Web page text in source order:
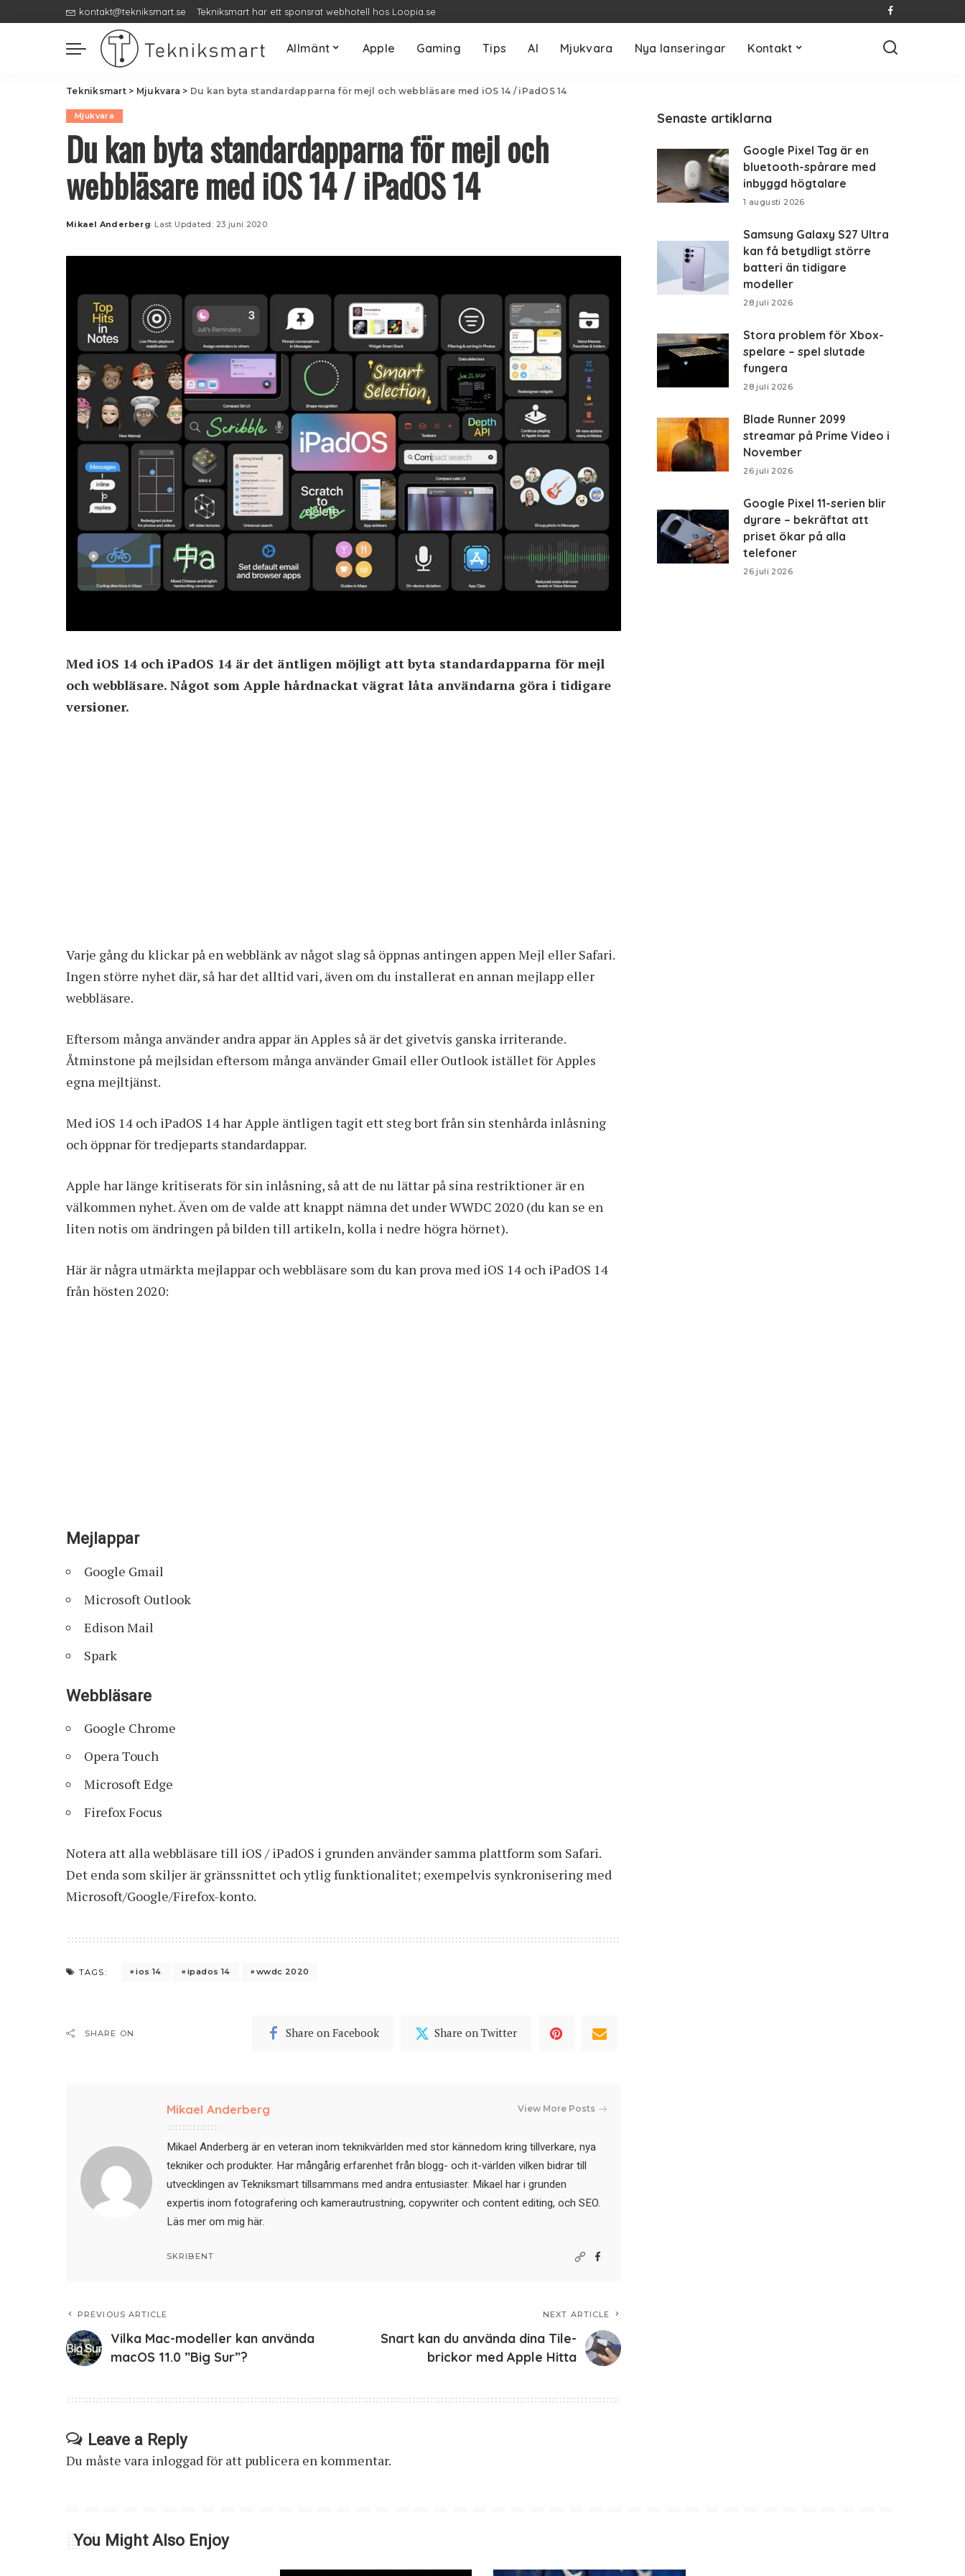
kontakt@tekniksmart.se Tekniksmart har ett sponsrat webhotell hos Loopia.se
Allmänt Apple Gaming Tips AI Mjukvara Nya lanseringar Kontakt
Tekniksmart> Mjukvara > Du kan byta standardapparna för mejl och webbläsare med iOS 14 / iPadOS 14
Mjukvara
Du kan byta standardapparna för mejl och
webbläsare med iOS 14 / iPadOS 14
Posted
Mikael Anderberg Last Updated: 23 juni 2020
Med iOS 14 och iPadOS 14 är det äntligen möjligt att byta standardapparna för mejl
och webbläsare. Något som Apple hårdnackat vägrat låta användarna göra i tidigare
versioner.
Varje gång du klickar på en webblänk av något slag så öppnas antingen appen Mejl eller Safari.
Ingen större nyhet där, så har det alltid vari, även om du installerat en annan mejlapp eller
webbläsare.
Eftersom många använder andra appar än Apples så är det givetvis ganska irriterande.
Åtminstone på mejlsidan eftersom många använder Gmail eller Outlook istället för Apples
egna mejltjänst.
Med iOS 14 och iPadOS 14 har Apple äntligen tagit ett steg bort från sin stenhårda inlåsning
och öppnar för tredjeparts standardappar.
Apple har länge kritiserats för sin inlåsning, så att de nu lättar på sina restriktioner är en
välkommen nyhet. Även om de valde att knappt nämna det under WWDC 2020 (du kan se en
liten notis om ändringen på bilden till artikeln, kolla i nedre högra hörnet).
Här är några utmärkta mejlappar och webbläsare som du kan prova med iOS 14 och iPadOS 14
från hösten 2020:
Mejlappar
Google Gmail
Microsoft Outlook
Edison Mail
Spark
Webbläsare
Google Chrome
Opera Touch
Microsoft Edge
Firefox Focus
Notera att alla webbläsare till iOS / iPadOS i grunden använder samma plattform som Safari.
Det enda som skiljer är gränssnittet och ytlig funktionalitet; exempelvis synkronisering med
Microsoft/Google/Firefox-konto.
TAGS: ios 14 ipados 14 wwdc 2020
SHARE ON Share on Facebook Share on Twitter
Mikael Anderberg View More Posts
Mikael Anderberg är en veteran inom teknikvärlden med stor kännedom kring tillverkare, nya
tekniker och produkter. Har mångårig erfarenhet från blogg- och it-världen vilken bidrar till
utvecklingen av Tekniksmart tillsammans med andra entusiaster. Mikael har i grunden
expertis inom fotografering och kamerautrustning, copywriter och content editing, och SEO.
Läs mer om mig här.
SKRIBENT
PREVIOUS ARTICLE
Vilka Mac-modeller kan använda
macOS 11.0 ”Big Sur”?
NEXT ARTICLE
Snart kan du använda dina Tile-
brickor med Apple Hitta
Leave a Reply
Du måste vara inloggadför att publicera en kommentar.
Senaste artiklarna
Google Pixel Tag är en
bluetooth-spårare med
inbyggd högtalare
1 augusti 2026
Samsung Galaxy S27 Ultra
kan få betydligt större
batteri än tidigare
modeller
28 juli 2026
Stora problem för Xbox-
spelare – spel slutade
fungera
28 juli 2026
Blade Runner 2099
streamar på Prime Video i
November
26 juli 2026
Google Pixel 11-serien blir
dyrare – bekräftat att
priset ökar på alla
telefoner
26 juli 2026
You Might Also Enjoy